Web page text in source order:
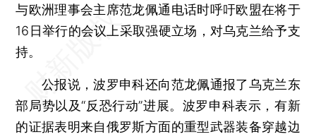
与欧洲理事会主席范龙佩通电话时呼吁欧盟在将于
16日举行的会议上采取强硬立场，对乌克兰给予支
持。
公报说，波罗申科还向范龙佩通报了乌克兰东
部局势以及“反恐行动”进展。波罗申科表示，有新
的证据表明来自俄罗斯方面的重型武器装备穿越边